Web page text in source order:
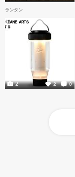
ランタン
ZANE ARTS
2 0
2